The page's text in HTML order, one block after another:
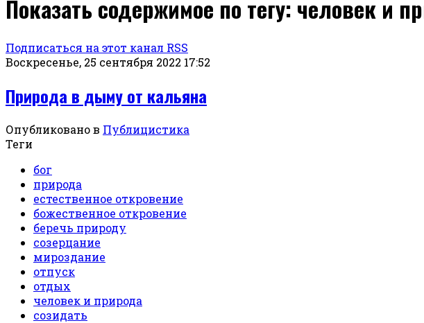
Показать содержимое по тегу: человек и
Подписаться на этот канал RSS
Воскресенье, 25 сентября 2022 17:52
Природа в дыму от кальяна
Опубликовано в Публицистика
Теги
бог
природа
естественное откровение
божественное откровение
беречь природу
созерцание
мироздание
отпуск
отдых
человек и природа
созидать